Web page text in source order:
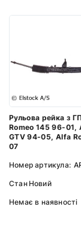
Рульова рейка з
Romeo 145 96-01,
GTV 94-05, Alfa
07
Номер артикула:
Стан Новий
Немає в наявності